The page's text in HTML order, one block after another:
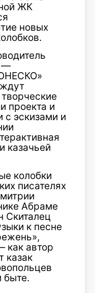
ЖК
новых
—
проекта и
с эскизами и
казачьей
колобки
писателях
Абраме
Скиталец
к песне
как автор
казак
быте.